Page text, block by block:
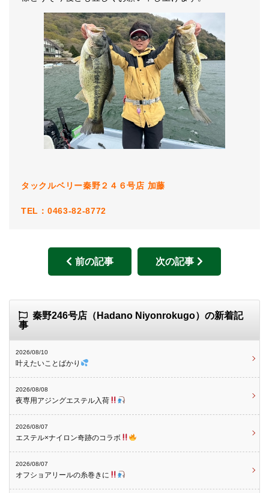
タックルベリー秦野２４６号店 加藤
TEL：0463-82-8772
前の記事 次の記事
秦野246号店（Hadano Niyonrokugo）の新着記
事
2026/08/10
叶えたいことばかり
2026/08/08
夜専用アジングエステル入荷
2026/08/07
エステル×ナイロン奇跡のコラボ
2026/08/07
オフショアリールの糸巻きに